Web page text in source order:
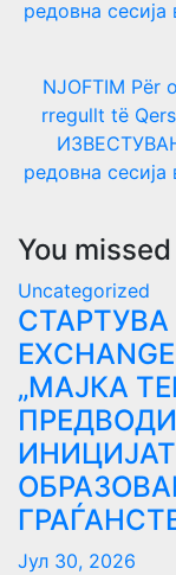
редовна
NJOFTIM Për
rregullt të
редовна
You missed
Uncategorized
„МАЈКА
Јул 30, 2026